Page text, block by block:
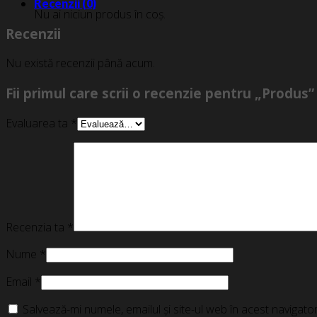
Nu ai niciun produs în coș.
Recenzii (0)
Recenzii
Nu există recenzii până acum.
Fii primul care scrii o recenzie pentru „Produs”
Evaluarea ta *
Recenzia ta *
Nume *
Email *
Salvează-mi numele, emailul și site-ul web în acest